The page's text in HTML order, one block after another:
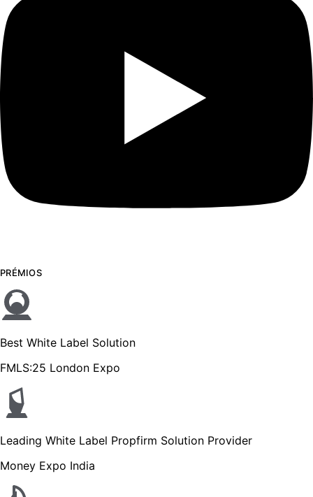
PRÉMIOS
Best White Label Solution
FMLS:25 London Expo
Leading White Label Propfirm Solution Provider
Money Expo India